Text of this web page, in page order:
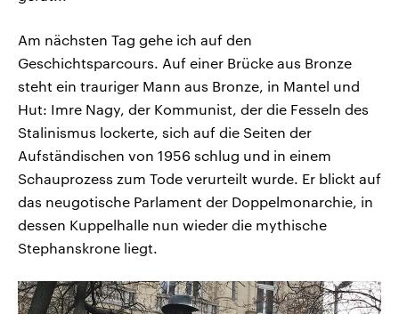
Am nächsten Tag gehe ich auf den
Geschichtsparcours. Auf einer Brücke aus Bronze
steht ein trauriger Mann aus Bronze, in Mantel und
Hut: Imre Nagy, der Kommunist, der die Fesseln des
Stalinismus lockerte, sich auf die Seiten der
Aufständischen von 1956 schlug und in einem
Schauprozess zum Tode verurteilt wurde. Er blickt auf
das neugotische Parlament der Doppelmonarchie, in
dessen Kuppelhalle nun wieder die mythische
Stephanskrone liegt.